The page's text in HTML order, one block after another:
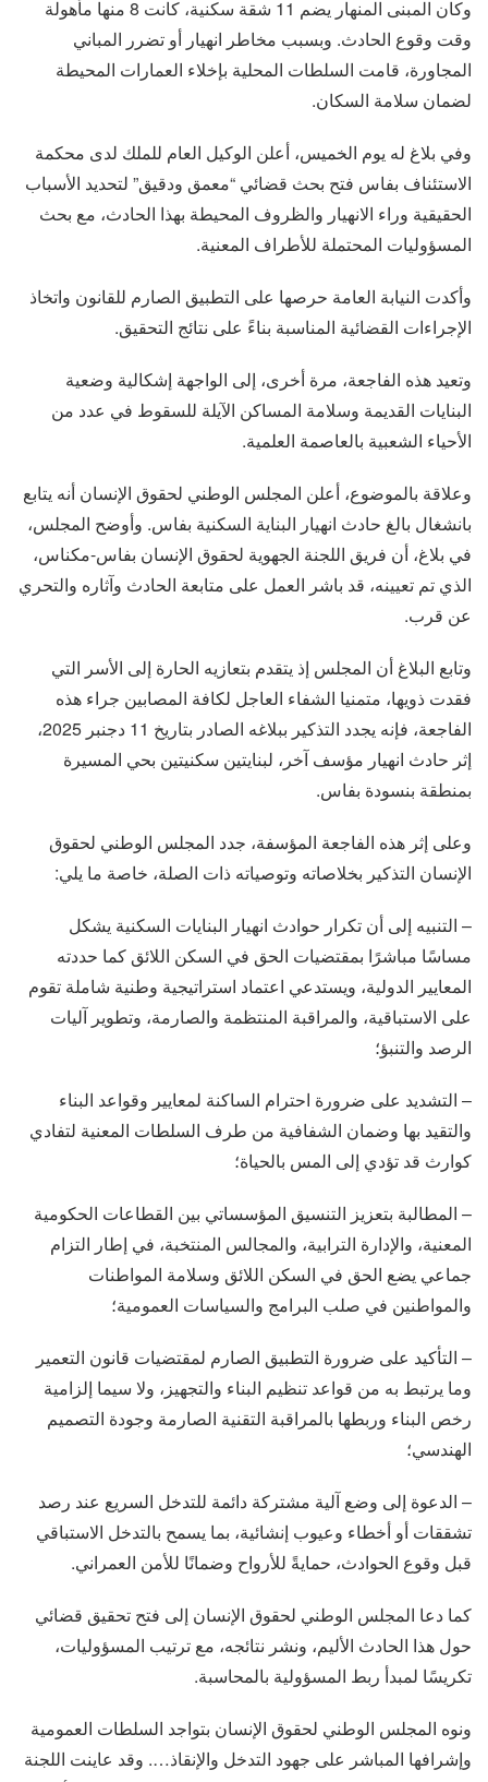
وكان المبنى المنهار يضم 11 شقة سكنية، كانت 8 منها مأهولة
وقت وقوع الحادث. وبسبب مخاطر انهيار أو تضرر المباني
المجاورة، قامت السلطات المحلية بإخلاء العمارات المحيطة
لضمان سلامة السكان.
وفي بلاغ له يوم الخميس، أعلن الوكيل العام للملك لدى محكمة
الاستئناف بفاس فتح بحث قضائي “معمق ودقيق” لتحديد الأسباب
الحقيقية وراء الانهيار والظروف المحيطة بهذا الحادث، مع بحث
المسؤوليات المحتملة للأطراف المعنية.
وأكدت النيابة العامة حرصها على التطبيق الصارم للقانون واتخاذ
الإجراءات القضائية المناسبة بناءً على نتائج التحقيق.
وتعيد هذه الفاجعة، مرة أخرى، إلى الواجهة إشكالية وضعية
البنايات القديمة وسلامة المساكن الآيلة للسقوط في عدد من
الأحياء الشعبية بالعاصمة العلمية.
وعلاقة بالموضوع، أعلن المجلس الوطني لحقوق الإنسان أنه يتابع
بانشغال بالغ حادث انهيار البناية السكنية بفاس. وأوضح المجلس،
في بلاغ، أن فريق اللجنة الجهوية لحقوق الإنسان بفاس-مكناس،
الذي تم تعيينه، قد باشر العمل على متابعة الحادث وآثاره والتحري
عن قرب.
وتابع البلاغ أن المجلس إذ يتقدم بتعازيه الحارة إلى الأسر التي
فقدت ذويها، متمنيا الشفاء العاجل لكافة المصابين جراء هذه
الفاجعة، فإنه يجدد التذكير ببلاغه الصادر بتاريخ 11 دجنبر 2025،
إثر حادث انهيار مؤسف آخر، لبنايتين سكنيتين بحي المسيرة
بمنطقة بنسودة بفاس.
وعلى إثر هذه الفاجعة المؤسفة، جدد المجلس الوطني لحقوق
الإنسان التذكير بخلاصاته وتوصياته ذات الصلة، خاصة ما يلي:
– التنبيه إلى أن تكرار حوادث انهيار البنايات السكنية يشكل
مساسًا مباشرًا بمقتضيات الحق في السكن اللائق كما حددته
المعايير الدولية، ويستدعي اعتماد استراتيجية وطنية شاملة تقوم
على الاستباقية، والمراقبة المنتظمة والصارمة، وتطوير آليات
الرصد والتنبؤ؛
– التشديد على ضرورة احترام الساكنة لمعايير وقواعد البناء
والتقيد بها وضمان الشفافية من طرف السلطات المعنية لتفادي
كوارث قد تؤدي إلى المس بالحياة؛
– ⁠المطالبة بتعزيز التنسيق المؤسساتي بين القطاعات الحكومية
المعنية، والإدارة الترابية، والمجالس المنتخبة، في إطار التزام
جماعي يضع الحق في السكن اللائق وسلامة المواطنات
والمواطنين في صلب البرامج والسياسات العمومية؛
– التأكيد على ضرورة التطبيق الصارم لمقتضيات قانون التعمير
وما يرتبط به من قواعد تنظيم البناء والتجهيز، ولا سيما إلزامية
رخص البناء وربطها بالمراقبة التقنية الصارمة وجودة التصميم
الهندسي؛
– الدعوة إلى وضع آلية مشتركة دائمة للتدخل السريع عند رصد
تشققات أو أخطاء وعيوب إنشائية، بما يسمح بالتدخل الاستباقي
قبل وقوع الحوادث، حمايةً للأرواح وضمانًا للأمن العمراني.
كما دعا المجلس الوطني لحقوق الإنسان إلى فتح تحقيق قضائي
حول هذا الحادث الأليم، ونشر نتائجه، مع ترتيب المسؤوليات،
تكريسًا لمبدأ ربط المسؤولية بالمحاسبة.
ونوه المجلس الوطني لحقوق الإنسان بتواجد السلطات العمومية
وإشرافها المباشر على جهود التدخل والإنقاذ…. وقد عاينت اللجنة